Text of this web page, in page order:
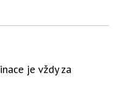
je vždy za